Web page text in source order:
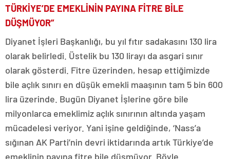
TÜRKİYE’DE EMEKLİNİN PAYINA FİTRE BİLE
DÜŞMÜYOR”
Diyanet İşleri Başkanlığı, bu yıl fıtır sadakasını 130 lira
olarak belirledi. Üstelik bu 130 lirayı da asgari sınır
olarak gösterdi. Fitre üzerinden, hesap ettiğimizde
bile açlık sınırı en düşük emekli maaşının tam 5 bin 600
lira üzerinde. Bugün Diyanet İşlerine göre bile
milyonlarca emeklimiz açlık sınırının altında yaşam
mücadelesi veriyor. Yani işine geldiğinde, ‘Nass’a
sığınan AK Parti’nin devri iktidarında artık Türkiye’de
emeklinin payına fitre bile düşmüyor. Böyle